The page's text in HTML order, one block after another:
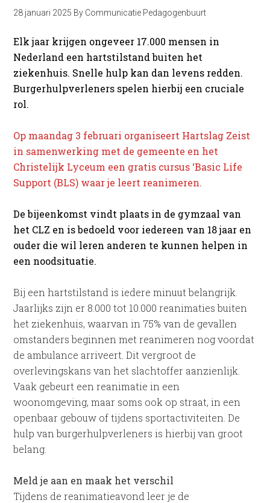
28 januari 2025 By Communicatie Pedagogenbuurt
Elk jaar krijgen ongeveer 17.000 mensen in
Nederland een hartstilstand buiten het
ziekenhuis. Snelle hulp kan dan levens redden.
Burgerhulpverleners spelen hierbij een cruciale
rol.
Op maandag 3 februari organiseert Hartslag Zeist
in samenwerking met de gemeente en het
Christelijk Lyceum een gratis cursus ‘Basic Life
Support (BLS) waar je leert reanimeren.
De bijeenkomst vindt plaats in de gymzaal van
het CLZ en is bedoeld voor iedereen van 18 jaar en
ouder die wil leren anderen te kunnen helpen in
een noodsituatie.
Bij een hartstilstand is iedere minuut belangrijk.
Jaarlijks zijn er 8.000 tot 10.000 reanimaties buiten
het ziekenhuis, waarvan in 75% van de gevallen
omstanders beginnen met reanimeren nog voordat
de ambulance arriveert. Dit vergroot de
overlevingskans van het slachtoffer aanzienlijk.
Vaak gebeurt een reanimatie in een
woonomgeving, maar soms ook op straat, in een
openbaar gebouw of tijdens sportactiviteiten. De
hulp van burgerhulpverleners is hierbij van groot
belang.
Meld je aan en maak het verschil
Tijdens de reanimatieavond leer je de